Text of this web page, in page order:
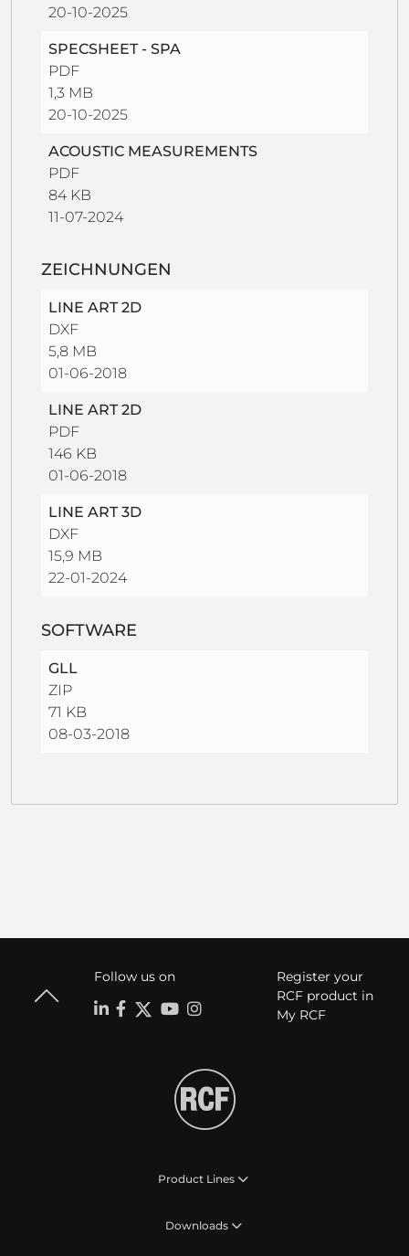
20-10-2025
SPECSHEET - SPA
PDF
1,3 MB
20-10-2025
ACOUSTIC MEASUREMENTS
PDF
84 KB
11-07-2024
ZEICHNUNGEN
LINE ART 2D
DXF
5,8 MB
01-06-2018
LINE ART 2D
PDF
146 KB
01-06-2018
LINE ART 3D
DXF
15,9 MB
22-01-2024
SOFTWARE
GLL
ZIP
71 KB
08-03-2018
Follow us on
Register your
RCF product in
My RCF
Product Lines
Downloads